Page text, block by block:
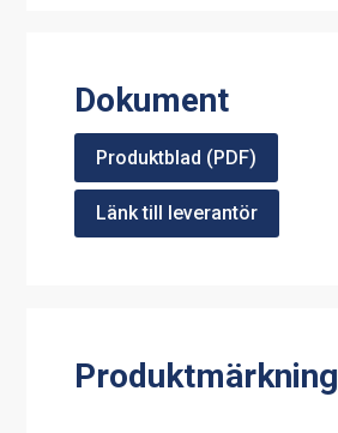
Dokument
Produktblad (PDF)
Länk till leverantör